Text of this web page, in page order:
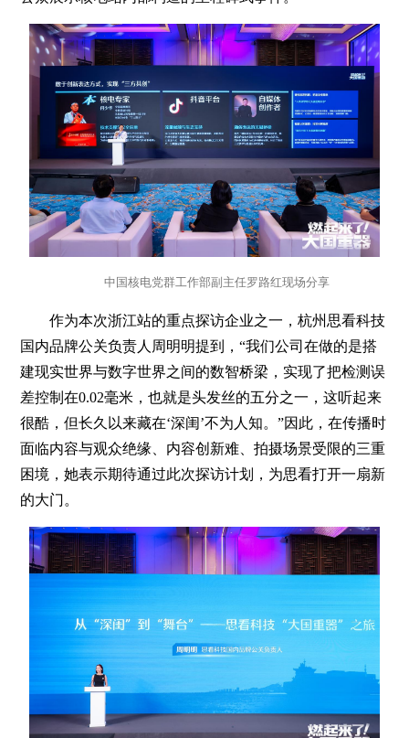
中国核电党群工作部副主任罗路红现场分享
作为本次浙江站的重点探访企业之一，杭州思看科技
国内品牌公关负责人周明明提到，“我们公司在做的是搭
建现实世界与数字世界之间的数智桥梁，实现了把检测误
差控制在0.02毫米，也就是头发丝的五分之一，这听起来
很酷，但长久以来藏在‘深闺’不为人知。”因此，在传播时
面临内容与观众绝缘、内容创新难、拍摄场景受限的三重
困境，她表示期待通过此次探访计划，为思看打开一扇新
的大门。